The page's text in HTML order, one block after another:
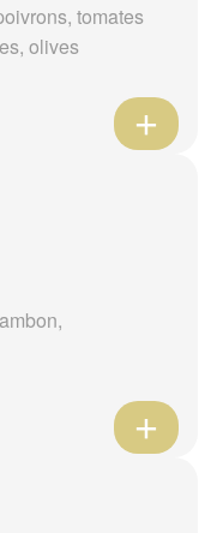
tomates
olives